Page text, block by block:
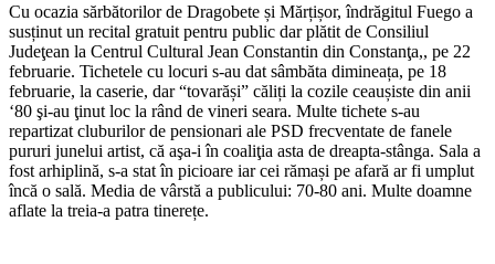
Cu ocazia sărbătorilor de Dragobete și Mărțișor, îndrăgitul Fuego a
susținut un recital gratuit pentru public dar plătit de Consiliul
Judeţean la Centrul Cultural Jean Constantin din Constanţa,, pe 22
februarie. Tichetele cu locuri s-au dat sâmbăta dimineața, pe 18
februarie, la caserie, dar “tovarăși” căliți la cozile ceaușiste din anii
‘80 şi-au ţinut loc la rând de vineri seara. Multe tichete s-au
repartizat cluburilor de pensionari ale PSD frecventate de fanele
pururi junelui artist, că aşa-i în coaliţia asta de dreapta-stânga. Sala a
fost arhiplină, s-a stat în picioare iar cei rămași pe afară ar fi umplut
încă o sală. Media de vârstă a publicului: 70-80 ani. Multe doamne
aflate la treia-a patra tinerețe.